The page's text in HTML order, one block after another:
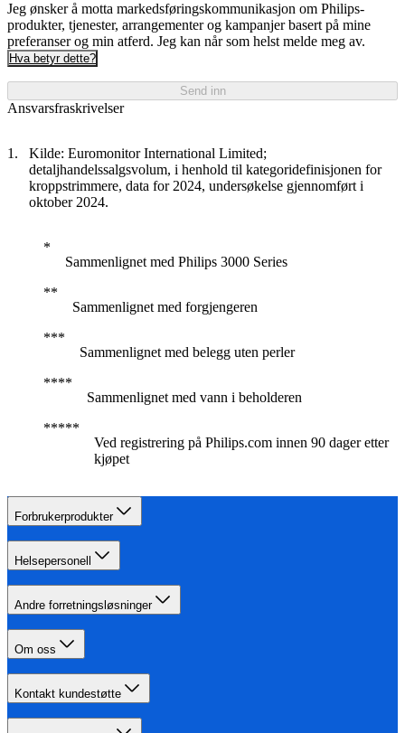
Jeg ønsker å motta markedsføringskommunikasjon om Philips-
produkter, tjenester, arrangementer og kampanjer basert på mine
preferanser og min atferd. Jeg kan når som helst melde meg av.
Hva betyr dette?
Send inn
Ansvarsfraskrivelser
Kilde: Euromonitor International Limited;
detaljhandelssalgsvolum, i henhold til kategoridefinisjonen for
kroppstrimmere, data for 2024, undersøkelse gjennomført i
oktober 2024.
Sammenlignet med Philips 3000 Series
Sammenlignet med forgjengeren
Sammenlignet med belegg uten perler
Sammenlignet med vann i beholderen
Ved registrering på Philips.com innen 90 dager etter
kjøpet
Forbrukerprodukter
Helsepersonell
Andre forretningsløsninger
Om oss
Kontakt kundestøtte